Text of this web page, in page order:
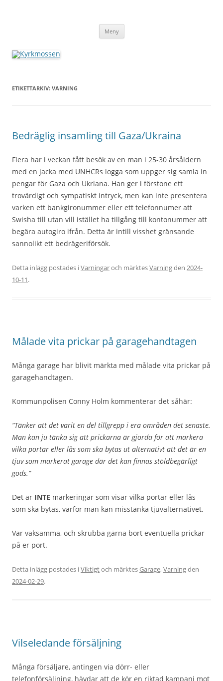
Meny
ETIKETTARKIV: VARNING
Bedräglig insamling till Gaza/Ukraina
Flera har i veckan fått besök av en man i 25-30 årsåldern
med en jacka med UNHCRs logga som uppger sig samla in
pengar för Gaza och Ukriana. Han ger i förstone ett
trovärdigt och sympatiskt intryck, men kan inte presentera
varken ett bankgironummer eller ett telefonnumer att
Swisha till utan vill istället ha tillgång till kontonummer att
begära autogiro ifrån. Detta är intill visshet gränsande
sannolikt ett bedrägeriförsök.
Detta inlägg postades iVarningaroch märktesVarningden 2024-
10-11.
Målade vita prickar på garagehandtagen
Många garage har blivit märkta med målade vita prickar på
garagehandtagen.
Kommunpolisen Conny Holm kommenterar det såhär:
”Tänker att det varit en del tillgrepp i era områden det senaste.
Man kan ju tänka sig att prickarna är gjorda för att markera
vilka portar eller lås som ska bytas ut alternativt att det är en
tjuv som markerat garage där det kan finnas stöldbegärligt
gods.”
Det är INTE markeringar som visar vilka portar eller lås
som ska bytas, varför man kan misstänka tjuvalternativet.
Var vaksamma, och skrubba gärna bort eventuella prickar
på er port.
Detta inlägg postades iViktigtoch märktesGarage,Varningden
2024-02-29.
Vilseledande försäljning
Många försäljare, antingen via dörr- eller
telefonförsäljning, hävdar att de kör en riktad kampanj mot